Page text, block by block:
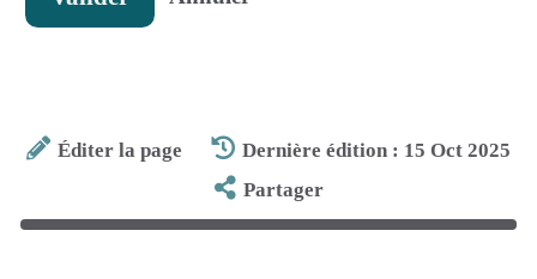
Éditer la page
Dernière édition : 15 Oct 2025
Partager